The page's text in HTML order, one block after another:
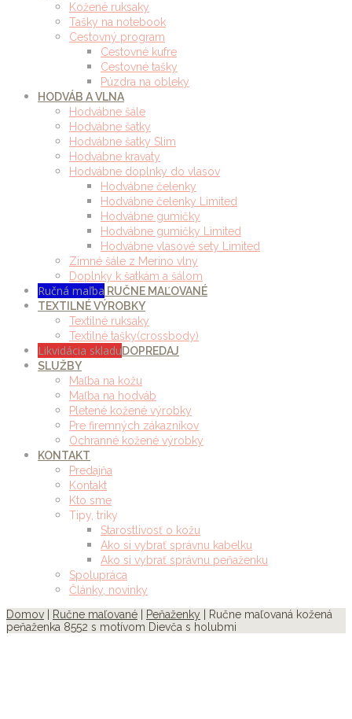
Kožené ruksaky
Tašky na notebook
Cestovný program
Cestovné kufre
Cestovné tašky
Púzdra na obleky
HODVÁB A VLNA
Hodvábne šále
Hodvábne šatky
Hodvábne šatky Slim
Hodvábne kravaty
Hodvábne doplnky do vlasov
Hodvábne čelenky
Hodvábne čelenky Limited
Hodvábne gumičky
Hodvábne gumičky Limited
Hodvábne vlasové sety Limited
Zimné šále z Merino vlny
Doplnky k šatkám a šálom
Ručná maľba RUČNE MAĽOVANÉ
TEXTILNÉ VÝROBKY
Textilné ruksaky
Textilné tašky(crossbody)
Likvidácia skladuDOPREDAJ
SLUŽBY
Maľba na kožu
Maľba na hodváb
Pletené kožené výrobky
Pre firemných zákazníkov
Ochranné kožené výrobky
KONTAKT
Predajňa
Kontakt
Kto sme
Tipy, triky
Starostlivosť o kožu
Ako si vybrať správnu kabelku
Ako si vybrať správnu peňaženku
Spolupráca
Články, novinky
Domov
Ručne maľované Peňaženky | Ručne maľovaná kožená
peňaženka 8552 s motívom Dievča s holubmi